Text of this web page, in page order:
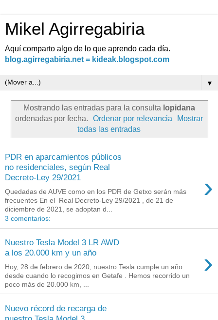
Mikel Agirregabiria
Aquí comparto algo de lo que aprendo cada día.
blog.agirregabiria.net = kideak.blogspot.com
▼
Mostrando las entradas para la consulta lopidana
ordenadas por fecha.
Ordenar por relevancia
Mostrar
todas las entradas
PDR en aparcamientos públicos
no residenciales, según Real
Decreto-Ley 29/2021
›
Quedadas de AUVE como en los PDR de Getxo serán más
frecuentes En el Real Decreto-Ley 29/2021 , de 21 de
diciembre de 2021, se adoptan d...
3 comentarios:
Nuestro Tesla Model 3 LR AWD
a los 20.000 km y un año
›
Hoy, 28 de febrero de 2020, nuestro Tesla cumple un año
desde cuando lo recogimos en Getafe . Hemos recorrido un
poco más de 20.000 km, ...
Nuevo récord de recarga de